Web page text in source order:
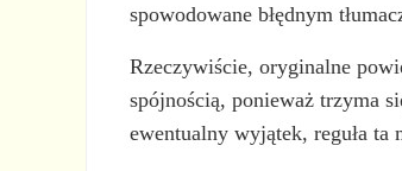
spowodowane błędnym
Rzeczywiście, oryginalne
spójnością, ponieważ trzyma
ewentualny wyjątek, reguła